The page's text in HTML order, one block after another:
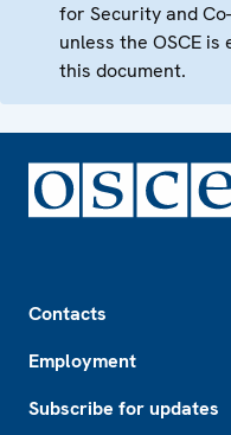
for Security and
unless the OSCE
this document.
Contacts
Employment
Subscribe for updates